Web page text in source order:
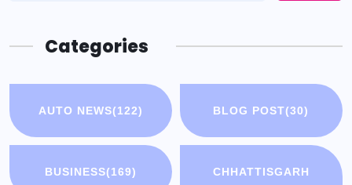
Categories
AUTO NEWS(122) BLOG POST(30)
BUSINESS(169)
CHHATTISGARH